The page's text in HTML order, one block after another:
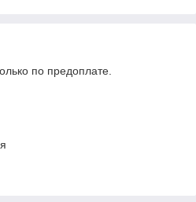
по предоплате.